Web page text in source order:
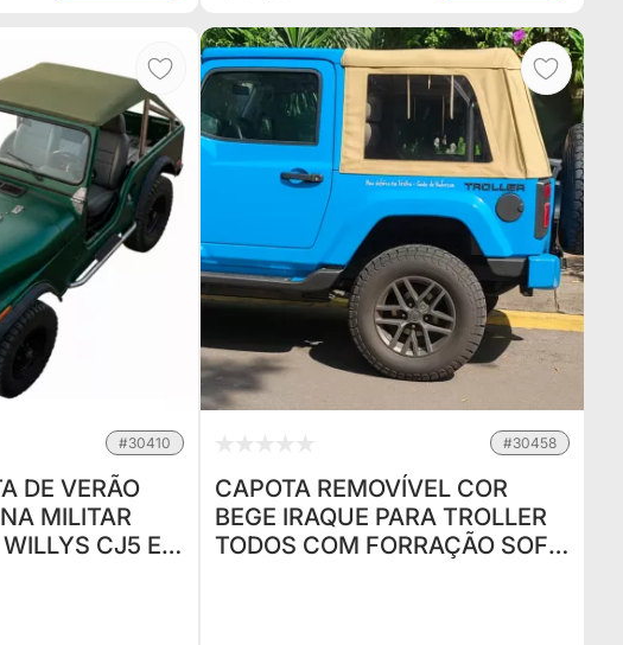
#30410
DE VERÃO
MILITAR
CJ5 E
#30458
CAPOTA REMOVÍVEL COR
BEGE IRAQUE PARA TROLLER
TODOS COM FORRAÇÃO SOFT